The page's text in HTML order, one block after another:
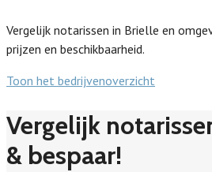
Vergelijk notarissen in Brielle en
prijzen en beschikbaarheid.
Toon het bedrijvenoverzicht
Vergelijk
& bespaar!